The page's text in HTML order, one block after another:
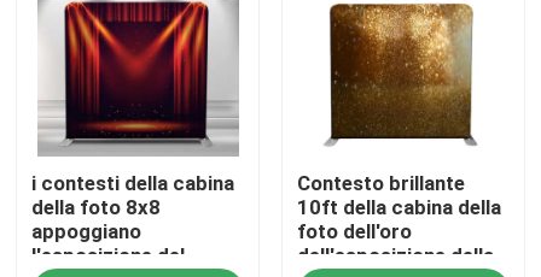
Contattaci
notizie
Tutti i casi
Esposizione di mostra della fiera commerciale
i contesti della cabina
della foto 8x8
appoggiano
l'esposizione del
Contesto brillante
10ft della cabina della
foto dell'oro
dell'esposizione della